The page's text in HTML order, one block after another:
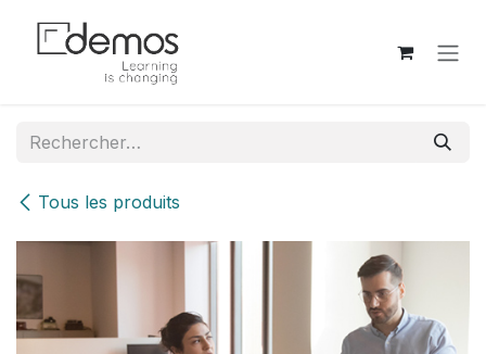
Tous les produits